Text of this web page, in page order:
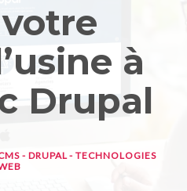
à
Drupal
- DRUPAL-TECHNOLOGIES